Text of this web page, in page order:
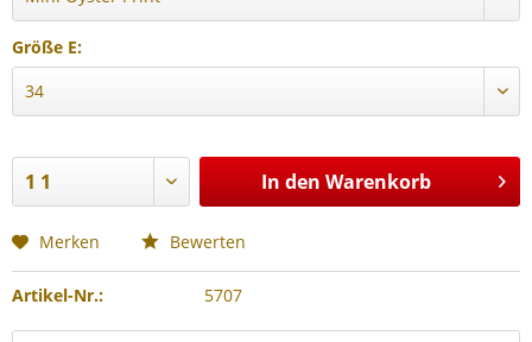
Größe E:
In den Warenkorb
Merken Bewerten
Artikel-Nr.: 5707